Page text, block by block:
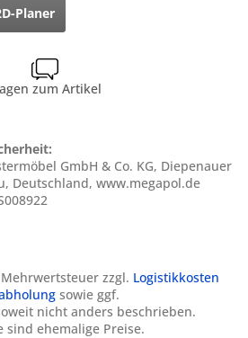
Planer
zum Artikel
GmbH & Co. KG, Diepenauer
Deutschland, www.megapol.de
zzgl. Logistikkosten
sowie ggf.
nicht anders beschrieben.
sind ehemalige Preise.